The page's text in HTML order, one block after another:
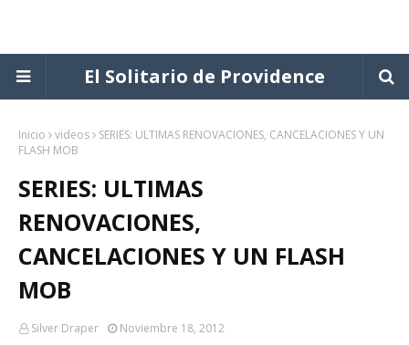
El Solitario de Providence
Inicio videos
SERIES: ULTIMAS RENOVACIONES, CANCELACIONES Y UN
FLASH MOB
SERIES: ULTIMAS
RENOVACIONES,
CANCELACIONES Y UN FLASH
MOB
Silver Draper Noviembre 18, 2012